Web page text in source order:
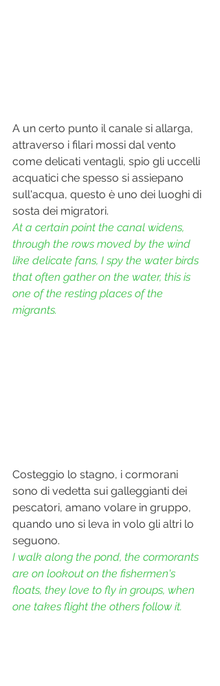
A un certo punto il canale si allarga,
attraverso i filari mossi dal vento
come delicati ventagli, spio gli uccelli
acquatici che spesso si assiepano
sull'acqua, questo è uno dei luoghi di
sosta dei migratori.
At a certain point the canal widens,
through the rows moved by the wind
like delicate fans, I spy the water birds
that often gather on the water, this is
one of the resting places of the
migrants.
Costeggio lo stagno, i cormorani
sono di vedetta sui galleggianti dei
pescatori, amano volare in gruppo,
quando uno si leva in volo gli altri lo
seguono.
I walk along the pond, the cormorants
are on lookout on the fishermen's
floats, they love to fly in groups, when
one takes flight the others follow it.